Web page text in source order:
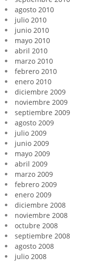
agosto 2010
julio 2010
junio 2010
mayo 2010
abril 2010
marzo 2010
febrero 2010
enero 2010
diciembre 2009
noviembre 2009
septiembre 2009
agosto 2009
julio 2009
junio 2009
mayo 2009
abril 2009
marzo 2009
febrero 2009
enero 2009
diciembre 2008
noviembre 2008
octubre 2008
septiembre 2008
agosto 2008
julio 2008